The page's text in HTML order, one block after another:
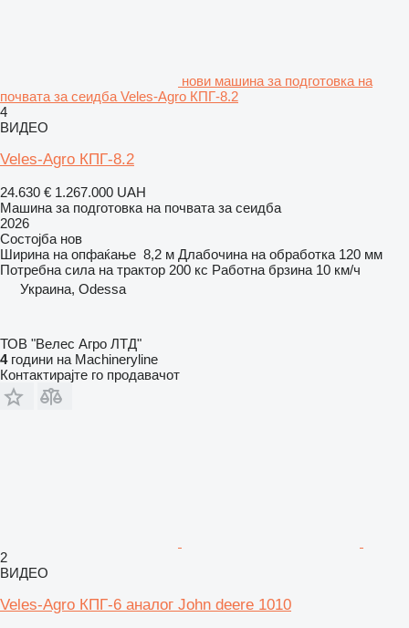
нови машина за подготовка на
почвата за сеидба Veles-Agro КПГ-8.2
4
ВИДЕО
Veles-Agro КПГ-8.2
24.630 € 1.267.000 UAH
Машина за подготовка на почвата за сеидба
2026
Состојба нов
Ширина на опфаќање 8,2 м Длабочина на обработка 120 мм
Потребна сила на трактор 200 кс Работна брзина 10 км/ч
Украина, Odessa
ТОВ "Велес Агро ЛТД"
4години на Machineryline
Контактирајте го продавачот
2
ВИДЕО
Veles-Agro КПГ-6 аналог John deere 1010